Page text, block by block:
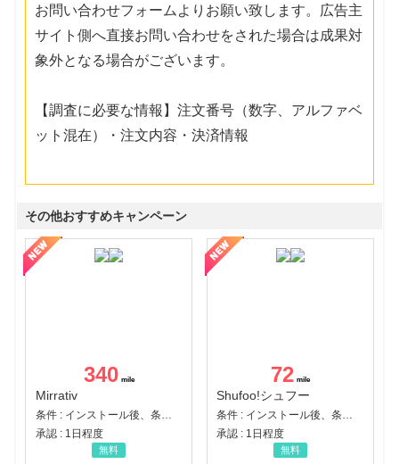
お問い合わせフォームよりお願い致します。広告主
サイト側へ直接お問い合わせをされた場合は成果対
象外となる場合がございます。
【調査に必要な情報】注文番号（数字、アルファベ
ット混在）・注文内容・決済情報
その他おすすめキャンペーン
340
Mirrativ
条件 : インストール後、条件達成
承認 : 1日程度
無料
72
Shufoo!シュフー
条件 : インストール後、条件達成
承認 : 1日程度
無料